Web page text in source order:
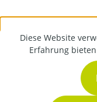
Diese Website
Erfahrung